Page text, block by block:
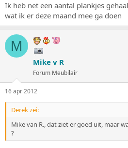
Ik heb net een aantal plankjes
wat ik er deze maand mee ga doen
M
Mike v R
Forum Meubilair
16 apr 2012
Derek zei:
Mike van R., dat ziet er goed uit, maar
?